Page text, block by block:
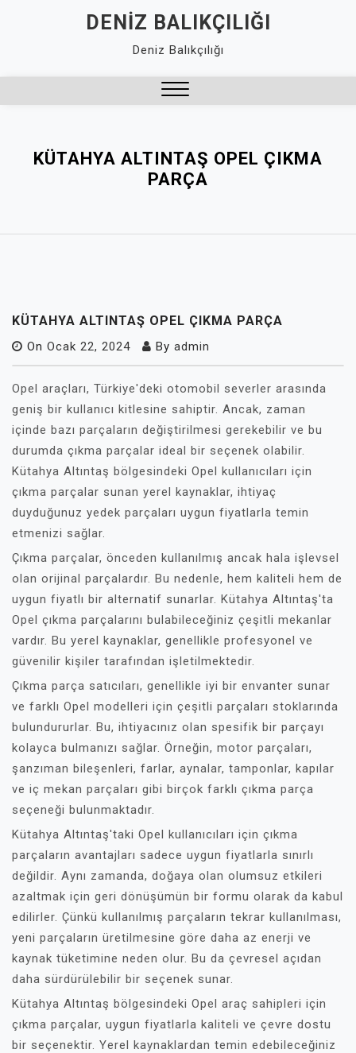
DENIZ BALIKÇILIĞI
Deniz Balıkçılığı
KÜTAHYA ALTINTAŞ OPEL ÇIKMA
PARÇA
KÜTAHYA ALTINTAŞ OPEL ÇIKMA PARÇA
On Ocak 22, 2024 By admin
Opel araçları, Türkiye'deki otomobil severler arasında
geniş bir kullanıcı kitlesine sahiptir. Ancak, zaman
içinde bazı parçaların değiştirilmesi gerekebilir ve bu
durumda çıkma parçalar ideal bir seçenek olabilir.
Kütahya Altıntaş bölgesindeki Opel kullanıcıları için
çıkma parçalar sunan yerel kaynaklar, ihtiyaç
duyduğunuz yedek parçaları uygun fiyatlarla temin
etmenizi sağlar.
Çıkma parçalar, önceden kullanılmış ancak hala işlevsel
olan orijinal parçalardır. Bu nedenle, hem kaliteli hem de
uygun fiyatlı bir alternatif sunarlar. Kütahya Altıntaş'ta
Opel çıkma parçalarını bulabileceğiniz çeşitli mekanlar
vardır. Bu yerel kaynaklar, genellikle profesyonel ve
güvenilir kişiler tarafından işletilmektedir.
Çıkma parça satıcıları, genellikle iyi bir envanter sunar
ve farklı Opel modelleri için çeşitli parçaları stoklarında
bulundururlar. Bu, ihtiyacınız olan spesifik bir parçayı
kolayca bulmanızı sağlar. Örneğin, motor parçaları,
şanzıman bileşenleri, farlar, aynalar, tamponlar, kapılar
ve iç mekan parçaları gibi birçok farklı çıkma parça
seçeneği bulunmaktadır.
Kütahya Altıntaş'taki Opel kullanıcıları için çıkma
parçaların avantajları sadece uygun fiyatlarla sınırlı
değildir. Aynı zamanda, doğaya olan olumsuz etkileri
azaltmak için geri dönüşümün bir formu olarak da kabul
edilirler. Çünkü kullanılmış parçaların tekrar kullanılması,
yeni parçaların üretilmesine göre daha az enerji ve
kaynak tüketimine neden olur. Bu da çevresel açıdan
daha sürdürülebilir bir seçenek sunar.
Kütahya Altıntaş bölgesindeki Opel araç sahipleri için
çıkma parçalar, uygun fiyatlarla kaliteli ve çevre dostu
bir seçenektir. Yerel kaynaklardan temin edebileceğiniz